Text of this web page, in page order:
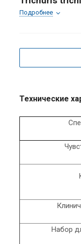
Подробнее
Технические
Набор